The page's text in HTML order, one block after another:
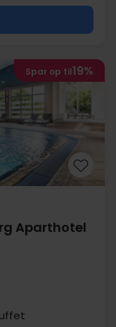
Spar op til19%
Aparthotel